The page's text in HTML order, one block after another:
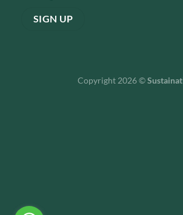
Copyright 2026 ©